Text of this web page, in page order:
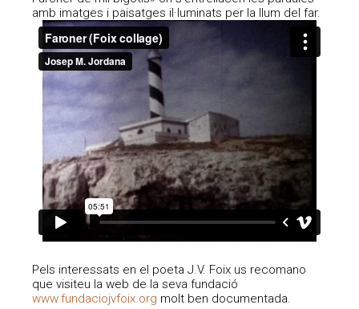
amb imatges i paisatges il·luminats per la llum del far.
Pels interessats en el poeta J.V. Foix us recomano
que visiteu la web de la seva fundació
www.fundaciojvfoix.org molt ben documentada.